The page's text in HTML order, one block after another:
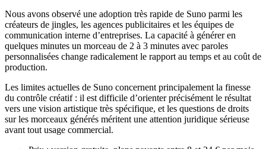
Nous avons observé une adoption très rapide de Suno parmi les
créateurs de jingles, les agences publicitaires et les équipes de
communication interne d’entreprises. La capacité à générer en
quelques minutes un morceau de 2 à 3 minutes avec paroles
personnalisées change radicalement le rapport au temps et au coût de
production.
Les limites actuelles de Suno concernent principalement la finesse
du contrôle créatif : il est difficile d’orienter précisément le résultat
vers une vision artistique très spécifique, et les questions de droits
sur les morceaux générés méritent une attention juridique sérieuse
avant tout usage commercial.